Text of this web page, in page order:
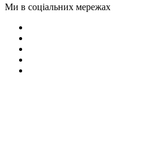
Ми в соціальних мережах